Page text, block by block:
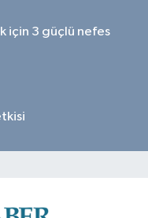
için 3 güçlü nefes